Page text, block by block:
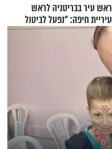
ראש עיר בבריטניה לראש
עיריית חיפה: ״נפעל לביטול
ברית הערים התאומות״